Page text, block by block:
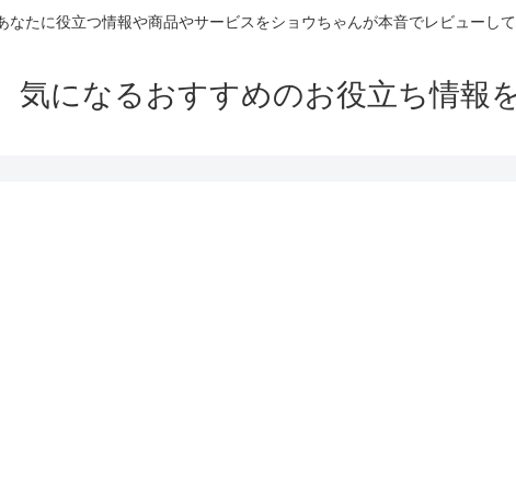
なたに役立つ情報や商品やサービスをショウちゃんが本音でレビューし
気になるおすすめのお役立ち情報